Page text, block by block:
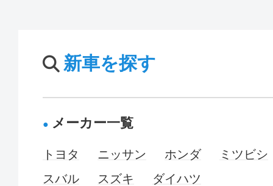
新車を探す
メーカー一覧
トヨタ ニッサン ホンダ
ミツビシ
スバル
スズキ ダイハツ